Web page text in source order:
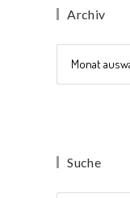
Archiv
Suche